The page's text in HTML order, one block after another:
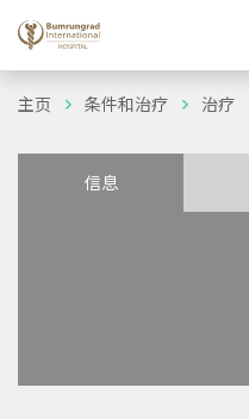
主页 条件和治疗 治疗
信息